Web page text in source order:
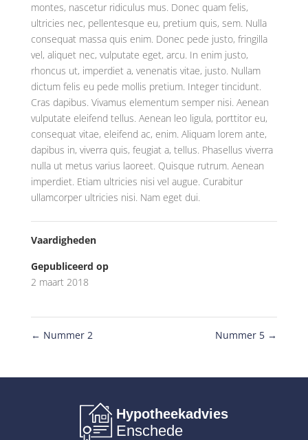
montes, nascetur ridiculus mus. Donec quam felis,
ultricies nec, pellentesque eu, pretium quis, sem. Nulla
consequat massa quis enim. Donec pede justo, fringilla
vel, aliquet nec, vulputate eget, arcu. In enim justo,
rhoncus ut, imperdiet a, venenatis vitae, justo. Nullam
dictum felis eu pede mollis pretium. Integer tincidunt.
Cras dapibus. Vivamus elementum semper nisi. Aenean
vulputate eleifend tellus. Aenean leo ligula, porttitor eu,
consequat vitae, eleifend ac, enim. Aliquam lorem ante,
dapibus in, viverra quis, feugiat a, tellus. Phasellus viverra
nulla ut metus varius laoreet. Quisque rutrum. Aenean
imperdiet. Etiam ultricies nisi vel augue. Curabitur
ullamcorper ultricies nisi. Nam eget dui.
Vaardigheden
Gepubliceerd op
2 maart 2018
← Nummer 2 Nummer 5 →
Hypotheekadvies
Enschede